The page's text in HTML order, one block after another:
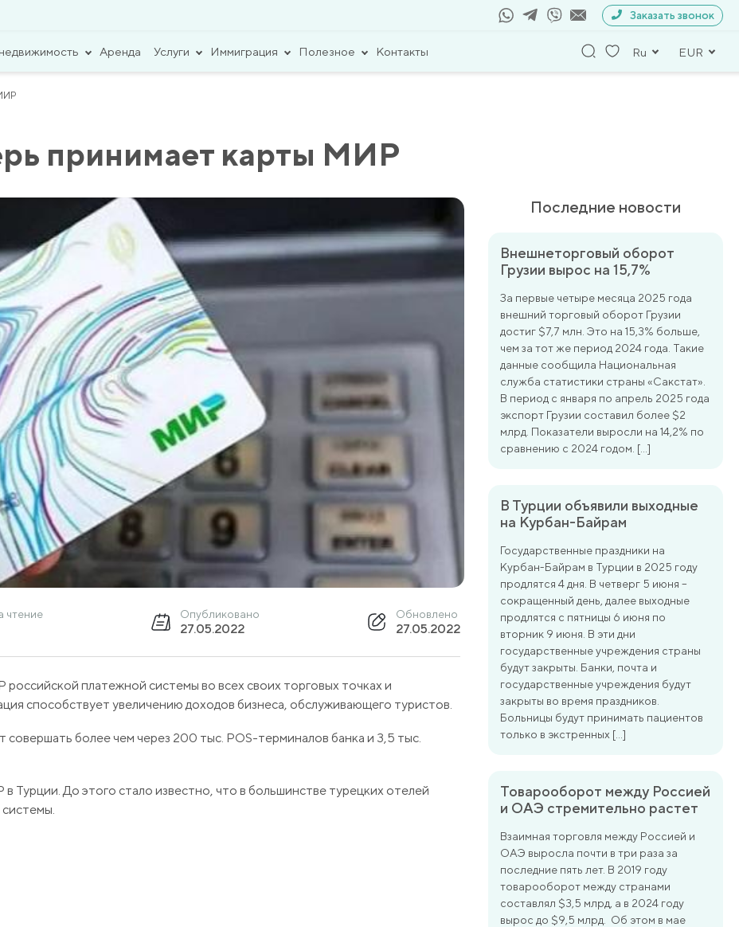
Заказать звонок
Аренда Услуги Иммиграция Полезное Контакты Ru EUR
принимает карты МИР
чтение Опубликовано
27.05.2022
Обновлено
27.05.2022
платежной системы во всех своих торговых точках и
способствует увеличению доходов бизнеса, обслуживающего туристов.
более чем через 200 тыс. POS-терминалов банка и 3,5 тыс.
До этого стало известно, что в большинстве турецких отелей
Последние новости
Внешнеторговый оборот
Грузии вырос на 15,7%
За первые четыре месяца 2025 года
внешний торговый оборот Грузии
достиг $7,7 млн. Это на 15,3% больше,
чем за тот же период 2024 года. Такие
данные сообщила Национальная
служба статистики страны «Сакстат».
В период с января по апрель 2025 года
экспорт Грузии составил более $2
млрд. Показатели выросли на 14,2% по
сравнению с 2024 годом. […]
В Турции объявили выходные
на Курбан-Байрам
Государственные праздники на
Курбан-Байрам в Турции в 2025 году
продлятся 4 дня. В четверг 5 июня –
сокращенный день, далее выходные
продлятся с пятницы 6 июня по
вторник 9 июня. В эти дни
государственные учреждения страны
будут закрыты. Банки, почта и
государственные учреждения будут
закрыты во время праздников.
Больницы будут принимать пациентов
только в экстренных […]
Товарооборот между Россией
и ОАЭ стремительно растет
Взаимная торговля между Россией и
ОАЭ выросла почти в три раза за
последние пять лет. В 2019 году
товарооборот между странами
составлял $3,5 млрд, а в 2024 году
вырос до $9,5 млрд. Об этом в мае